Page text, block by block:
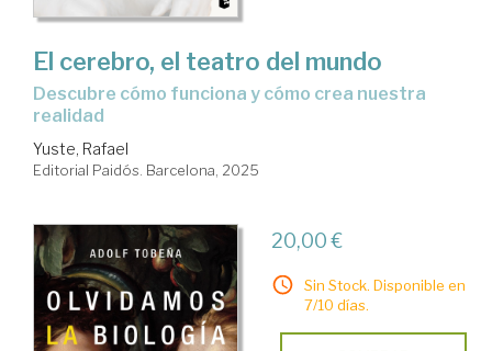
El cerebro, el teatro del mundo
Descubre cómo funciona y cómo crea nuestra
realidad
Yuste, Rafael
Editorial Paidós. Barcelona, 2025
20,00 €
Sin Stock. Disponible en
7/10 días.